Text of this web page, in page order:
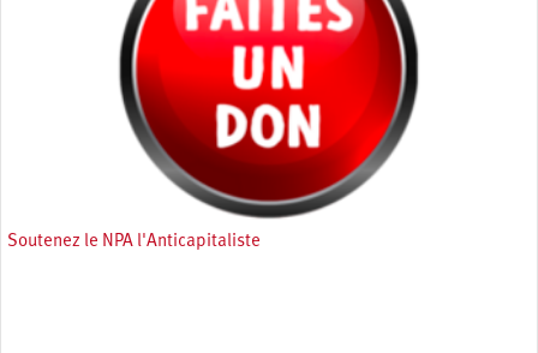
Soutenez le NPA l'Anticapitaliste